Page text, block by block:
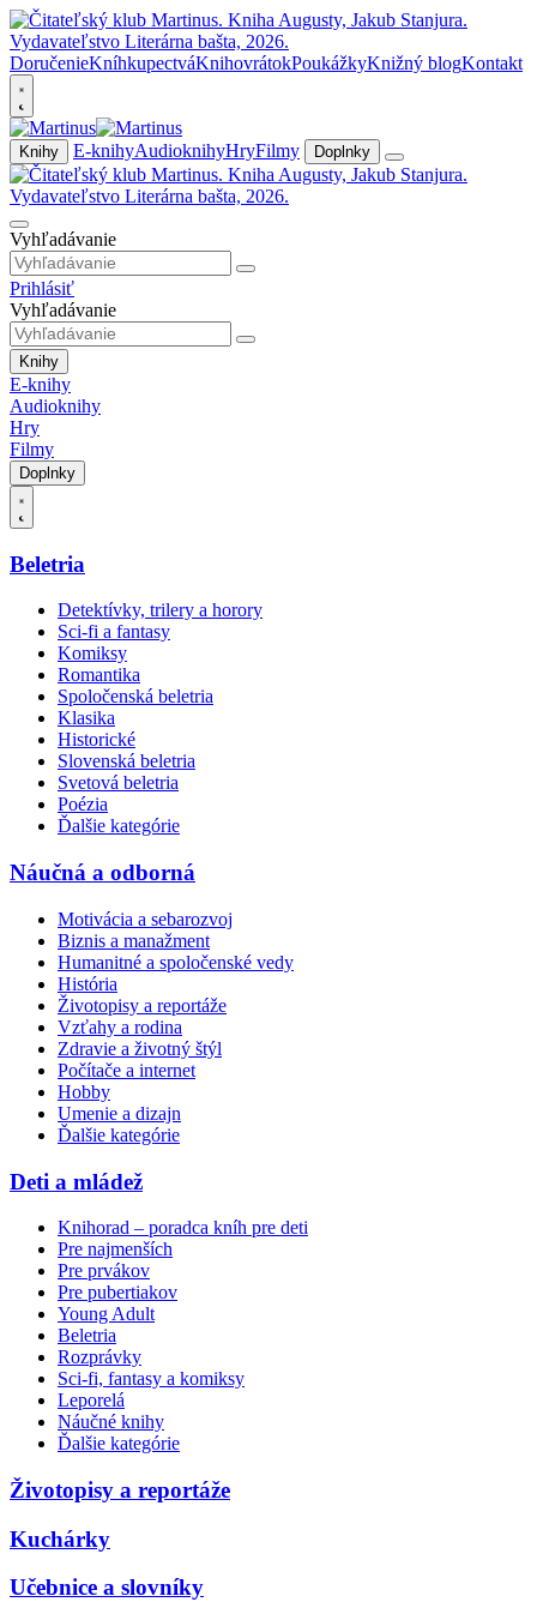
DoručenieKníhkupectváKnihovrátokPoukážkyKnižný blogKontakt
Knihy E-knihyAudioknihyHryFilmy Doplnky
Vyhľadávanie
Prihlásiť
Vyhľadávanie
Knihy
E-knihy
Audioknihy
Hry
Filmy
Doplnky
Beletria
Detektívky, trilery a horory
Sci-fi a fantasy
Komiksy
Romantika
Spoločenská beletria
Klasika
Historické
Slovenská beletria
Svetová beletria
Poézia
Ďalšie kategórie
Náučná a odborná
Motivácia a sebarozvoj
Biznis a manažment
Humanitné a spoločenské vedy
História
Životopisy a reportáže
Vzťahy a rodina
Zdravie a životný štýl
Počítače a internet
Hobby
Umenie a dizajn
Ďalšie kategórie
Deti a mládež
Knihorad – poradca kníh pre deti
Pre najmenších
Pre prvákov
Pre pubertiakov
Young Adult
Beletria
Rozprávky
Sci-fi, fantasy a komiksy
Leporelá
Náučné knihy
Ďalšie kategórie
Životopisy a reportáže
Kuchárky
Učebnice a slovníky